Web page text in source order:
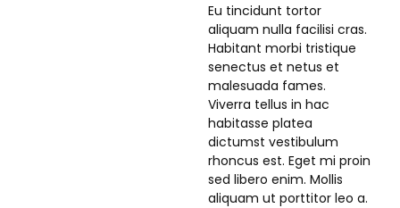
Eu tincidunt tortor
aliquam nulla facilisi cras.
Habitant morbi tristique
senectus et netus et
malesuada fames.
Viverra tellus in hac
habitasse platea
dictumst vestibulum
rhoncus est. Eget mi proin
sed libero enim. Mollis
aliquam ut porttitor leo a.